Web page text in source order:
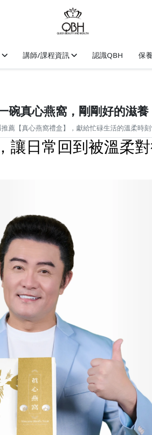
講師/課程資訊 認識QBH 保
碗真心燕窩，剛剛好的滋養
薦【真心燕窩禮盒】，獻給忙碌生活的溫柔時
讓日常回到被溫柔